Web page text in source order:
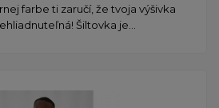
farbe ti zaručí, že tvoja výšivka
Šiltovka je...